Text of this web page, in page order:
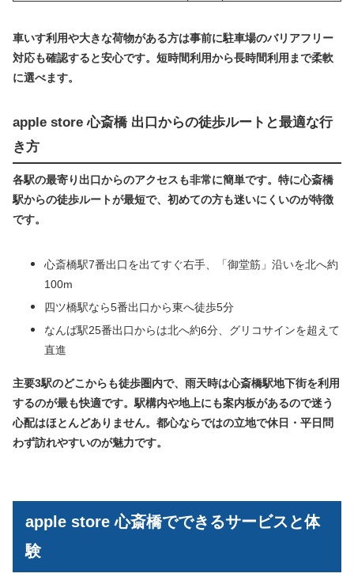
車いす利用や大きな荷物がある方は事前に駐車場のバリアフリー
対応も確認すると安心です。短時間利用から長時間利用まで柔軟
に選べます。
apple store 心斎橋 出口からの徒歩ルートと最適な行
き方
各駅の最寄り出口からのアクセスも非常に簡単です。特に心斎橋
駅からの徒歩ルートが最短で、初めての方も迷いにくいのが特徴
です。
心斎橋駅7番出口を出てすぐ右手、「御堂筋」沿いを北へ約
100m
四ツ橋駅なら5番出口から東へ徒歩5分
なんば駅25番出口からは北へ約6分、グリコサインを超えて
直進
主要3駅のどこからも徒歩圏内で、雨天時は心斎橋駅地下街を利用
するのが最も快適です。駅構内や地上にも案内板があるので迷う
心配はほとんどありません。都心ならではの立地で休日・平日問
わず訪れやすいのが魅力です。
apple store 心斎橋でできるサービスと体
験